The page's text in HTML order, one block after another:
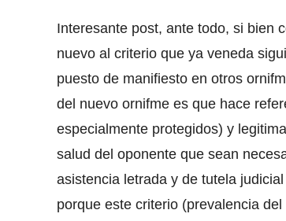
Interesante post, ante todo, si bien
nuevo al criterio que ya veneda
puesto de manifiesto en otros
del nuevo ornifme es que hace
especialmente protegidos) y
salud del oponente que sean
asistencia letrada y de tutela
porque este criterio (prevalencia